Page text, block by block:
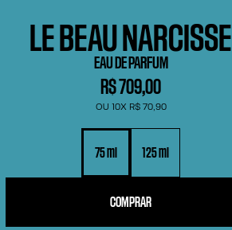
LE BEAU NARCISSE
EAU DE PARFUM
R$ 709,00
OU 10X R$ 70,90
75 ml 125 ml
COMPRAR